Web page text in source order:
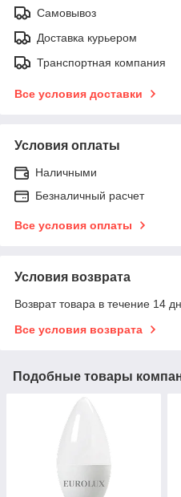
Самовывоз
Доставка курьером
Транспортная компания
Все условия доставки
Условия оплаты
Наличными
Безналичный расчет
Все условия оплаты
Условия возврата
Возврат товара в течение 14
Все условия возврата
Подобные товары